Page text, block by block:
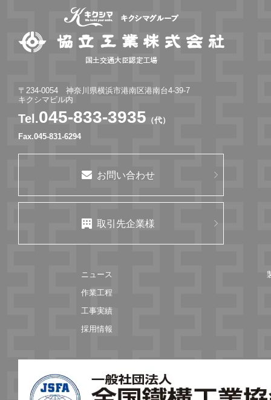
〒234-0054 神奈川県横浜市港南区港南台4-39-7
キクシマビル内
Tel.045-833-3935 （代）
Fax.045-831-6294
お問い合わせ
取引先企業様
ニュース
作業工程
工事実績
採用情報